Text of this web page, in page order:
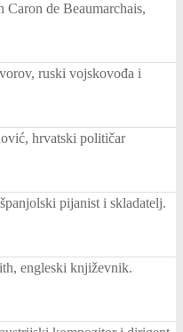
de Beaumarchais,
ruski vojskovođa i
hrvatski političar
pijanist i skladatelj.
engleski književnik.